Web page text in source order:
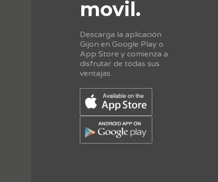
movil.
Descarga la aplicación
Gijon en Google Play o
App Store y comienza a
disfrutar de todas sus
ventajas.